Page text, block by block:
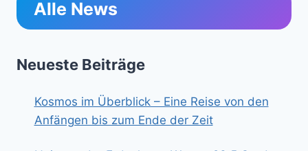
Alle News
Neueste Beiträge
Kosmos im Überblick – Eine Reise von den
Anfängen bis zum Ende der Zeit